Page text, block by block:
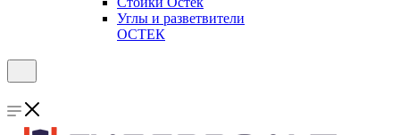
Углы и разветвители
ОСТЕК